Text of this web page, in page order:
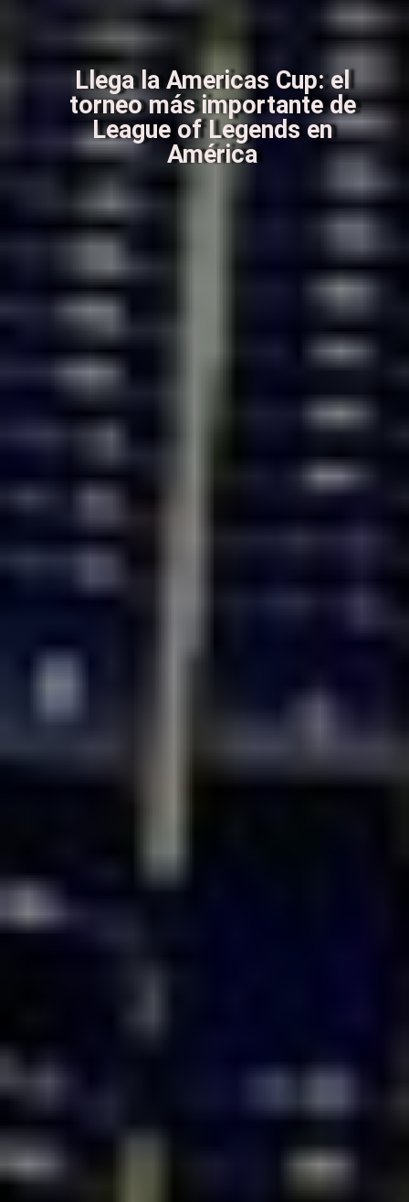
Llega la Americas Cup: el
torneo más importante de
League of Legends en
América